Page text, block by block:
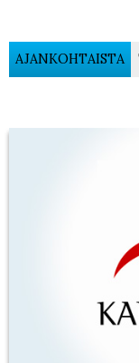
AJANKOHTAISTA